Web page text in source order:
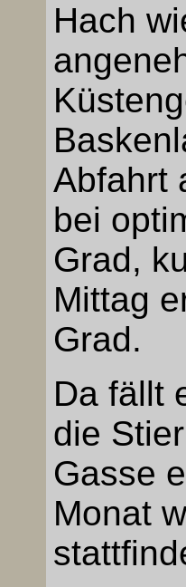
Hach
Abfahrt
bei
Grad,
Mittag
Grad.
Da fällt
die
Gasse
Monat